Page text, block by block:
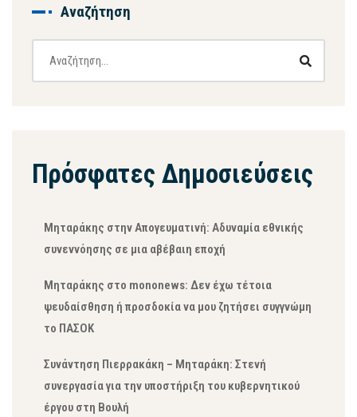
Αναζήτηση
Πρόσφατες Δημοσιεύσεις
Μηταράκης στην Απογευματινή: Αδυναμία εθνικής
συνεννόησης σε μια αβέβαιη εποχή
Μηταράκης στο mononews: Δεν έχω τέτοια
ψευδαίσθηση ή προσδοκία να μου ζητήσει συγγνώμη
το ΠΑΣΟΚ
Συνάντηση Πιερρακάκη – Μηταράκη: Στενή
συνεργασία για την υποστήριξη του κυβερνητικού
έργου στη Βουλή